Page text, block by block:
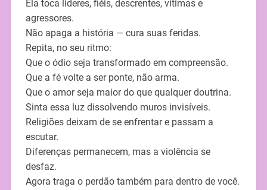
Ela toca líderes, fiéis, descrentes, vítimas e
agressores.
Não apaga a história — cura suas feridas.
Repita, no seu ritmo:
Que o ódio seja transformado em compreensão.
Que a fé volte a ser ponte, não arma.
Que o amor seja maior do que qualquer doutrina.
Sinta essa luz dissolvendo muros invisíveis.
Religiões deixam de se enfrentar e passam a
escutar.
Diferenças permanecem, mas a violência se
desfaz.
Agora traga o perdão também para dentro de você.